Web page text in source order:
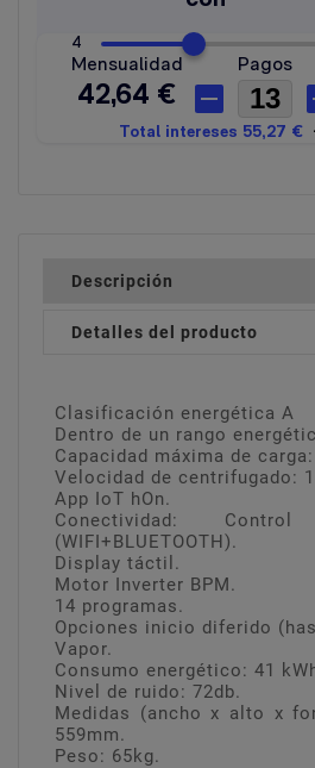
Descripción
Detalles del producto
Clasificación energética A
Dentro de un rango
Capacidad máxima de
Velocidad de centrifugado:
App IoT hOn.
Conectividad:
(WIFI+BLUETOOTH).
Display táctil.
Motor Inverter BPM.
14 programas.
Opciones inicio diferido
Vapor.
Consumo energético: 41
Nivel de ruido: 72db.
Medidas (ancho x alto x
559mm.
Peso: 65kg.